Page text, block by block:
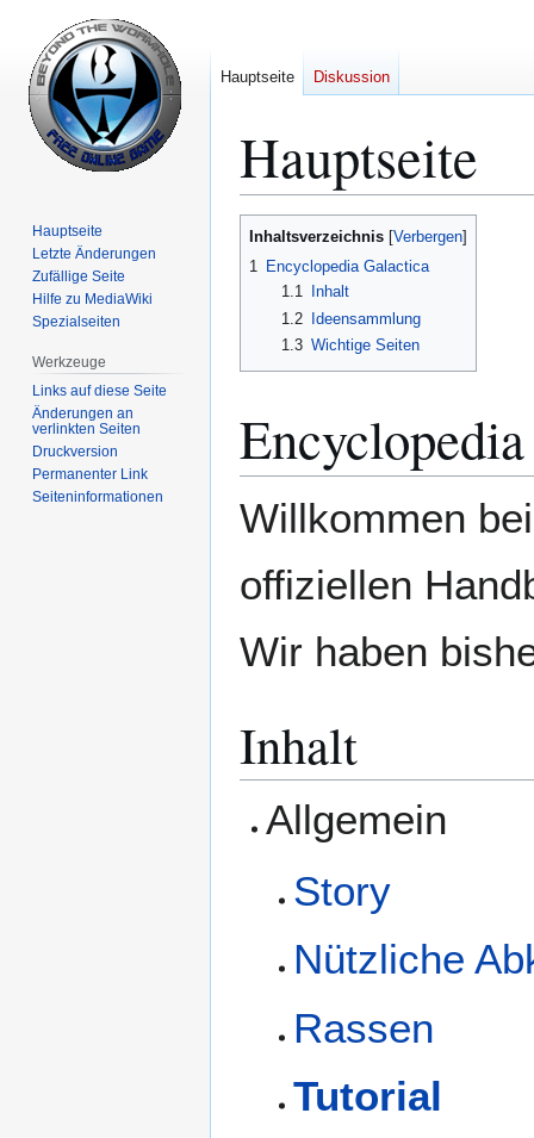
Hauptseite
Zur
springen
Zur
springen
Inhaltsverzeichnis
1 Encyclopedia Galactica
1.1
Inhalt
1.2
Ideensammlung
1.3 Wichtige Seiten
Willkommen
offiziellen
Wir haben
Inhalt
Allgemein
Story
Nützliche
Rassen
Tutorial
Hauptseite Diskussion
Hauptseite
Letzte Änderungen
Zufällige Seite
Hilfe zu MediaWiki
Spezialseiten
Werkzeuge
Links auf diese Seite
Änderungen an
verlinkten Seiten
Druckversion
Permanenter Link
Seiten­­informationen